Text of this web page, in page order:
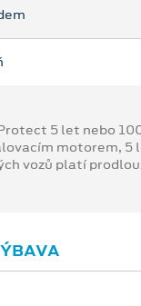
5 let nebo
motorem, 5
vozů platí